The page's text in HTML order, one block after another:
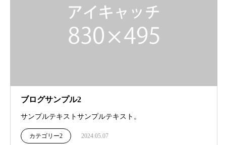
ブログサンプル2
サンプルテキストサンプルテキスト。
カテゴリー2 2024.05.07